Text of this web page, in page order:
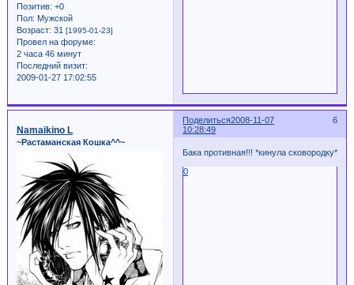
Позитив: +0
Пол: Мужской
Возраст: 31 [1995-01-23]
Провел на форуме:
2 часа 46 минут
Последний визит:
2009-01-27 17:02:55
Поделиться 6
2008-11-07
10:28:49
Namaikino L
~Растаманская Кошка^^~
Бака противная!!! *кинула сковородку*
0